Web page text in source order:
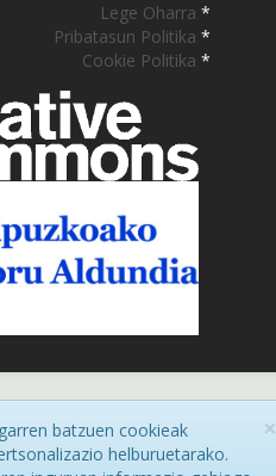
×
batzuen cookieak
helburuetarako.
Lege Oharra *
Pribatasun Politika *
Cookie Politika *